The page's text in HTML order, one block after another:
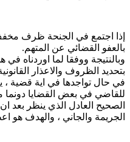
إذا اجتمع في الجنحة ظرف
بالعفو القضائي عن المتھم.
وبالنتيجة ووفقا لما اوردناه
بتحديد الظروف والاعذار
في حال تواجدها في اية قضية ،
للقاضي في بعض القضايا دونما
الصحيح العادل الذي ينظر بعد
الجريمة والجاني ، والهدف